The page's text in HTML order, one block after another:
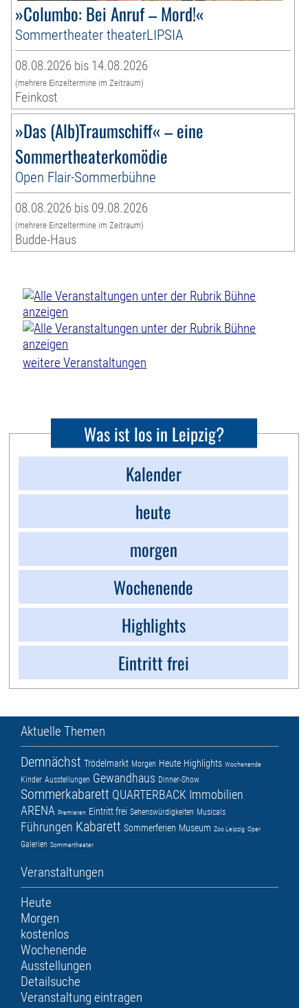
»Columbo: Bei Anruf – Mord!«
Sommertheater theaterLIPSIA
08.08.2026 bis 14.08.2026
(mehrere Einzeltermine im Zeitraum)
Feinkost
»Das (Alb)Traumschiff« – eine
Sommertheaterkomödie
Open Flair-Sommerbühne
08.08.2026 bis 09.08.2026
(mehrere Einzeltermine im Zeitraum)
Budde-Haus
weitere Veranstaltungen
Was ist los in Leipzig?
Kalender
heute
morgen
Wochenende
Highlights
Eintritt frei
Aktuelle Themen
Demnächst Trödelmarkt Morgen Heute Highlights Wochenende
Kinder Ausstellungen Gewandhaus Dinner-Show
Sommerkabarett QUARTERBACK Immobilien
ARENA Premieren Eintritt frei Sehenswürdigkeiten Musicals
Führungen Kabarett Sommerferien Museum Zoo Leipzig Oper
Galerien Sommertheater
Veranstaltungen
Heute
Morgen
kostenlos
Wochenende
Ausstellungen
Detailsuche
Veranstaltung eintragen